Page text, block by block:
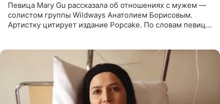
Певица Mary Gu рассказала об отношениях с мужем —
солистом группы Wildways Анатолием Борисовым.
Артистку цитирует издание Popcake. По словам певицы,